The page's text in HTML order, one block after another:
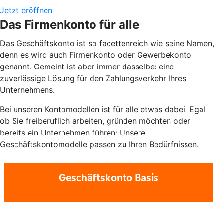
Jetzt eröffnen
Das Firmenkonto für alle
Das Geschäftskonto ist so facettenreich wie seine Namen,
denn es wird auch Firmenkonto oder Gewerbekonto
genannt. Gemeint ist aber immer dasselbe: eine
zuverlässige Lösung für den Zahlungsverkehr Ihres
Unternehmens.
Bei unseren Kontomodellen ist für alle etwas dabei. Egal
ob Sie freiberuflich arbeiten, gründen möchten oder
bereits ein Unternehmen führen: Unsere
Geschäftskontomodelle passen zu Ihren Bedürfnissen.